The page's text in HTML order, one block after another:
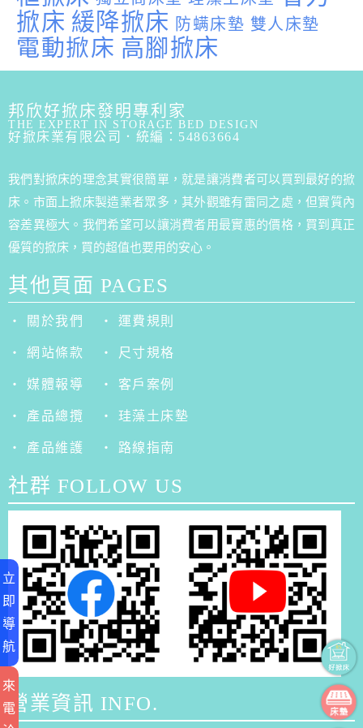
掀床 緩降掀床 防螨床墊 雙人床墊
電動掀床 高腳掀床
邦欣好掀床發明專利家
THE EXPERT IN STORAGE BED DESIGN
好掀床業有限公司．統編：54863664
我們對掀床的理念其實很簡單，就是讓消費者可以買到最好的掀
床。市面上掀床製造業者眾多，其外觀雖有雷同之處，但實質內
容差異極大。我們希望可以讓消費者用最實惠的價格，買到真正
優質的掀床，買的超值也要用的安心。
其他頁面 PAGES
‧ 關於我們 ‧ 運費規則
‧ 網站條款 ‧ 尺寸規格
‧ 媒體報導 ‧ 客戶案例
‧ 產品總攬 ‧ 珪藻土床墊
‧ 產品維護 ‧ 路線指南
社群 FOLLOW US
營業資訊 INFO.
立
即
導
航
來
電